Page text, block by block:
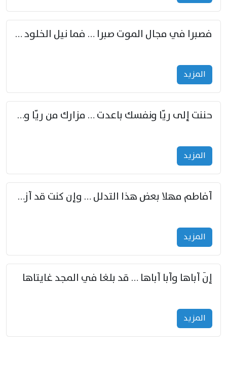
فصبرا في مجال الموت صبرا … فما نيل الخلود بمستطاع
المزید
حننت إلى ريّا ونفسك باعدت … مزارك من ريّا وشعباكما معا
المزید
أفاطم مهلا بعض هذا التدلل … وإن كنت قد أزمعت صرمي فأجملي
المزید
إنّ أباها وأبا أباها … قد بلغا في المجد غايتاها
المزید